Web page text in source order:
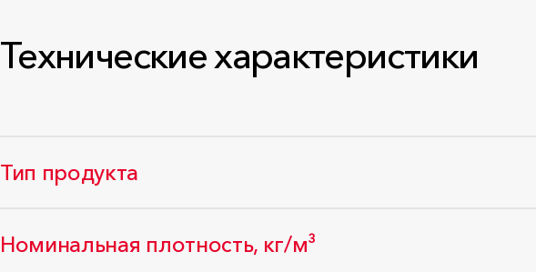
Технические характеристики
Тип продукта
Номинальная плотность, кг/м³